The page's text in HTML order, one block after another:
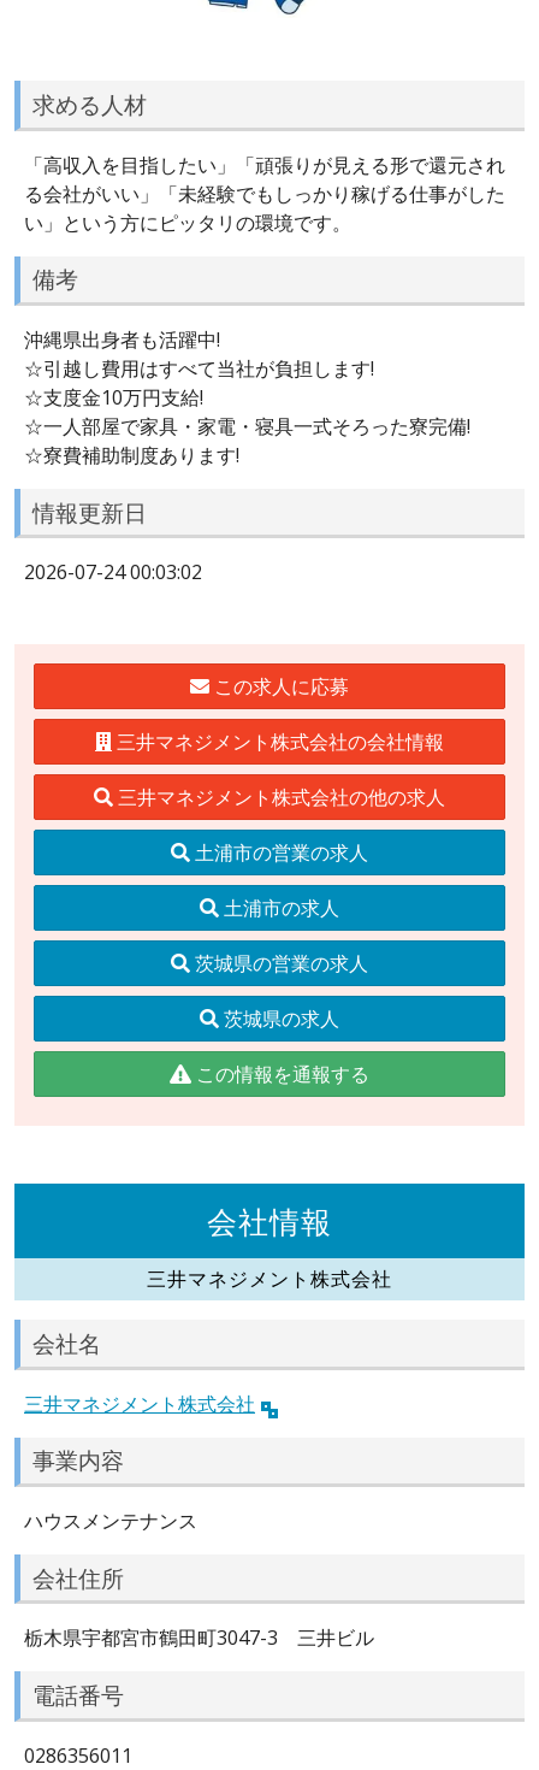
求める人材
「高収入を目指したい」「頑張りが見える形で還元され
る会社がいい」「未経験でもしっかり稼げる仕事がした
い」という方にピッタリの環境です。
備考
沖縄県出身者も活躍中!
☆引越し費用はすべて当社が負担します!
☆支度金10万円支給!
☆一人部屋で家具・家電・寝具一式そろった寮完備!
☆寮費補助制度あります!
情報更新日
2026-07-24 00:03:02
この求人に応募
三井マネジメント株式会社の会社情報
三井マネジメント株式会社の他の求人
土浦市の営業の求人
土浦市の求人
茨城県の営業の求人
茨城県の求人
この情報を通報する
会社情報
三井マネジメント株式会社
会社名
三井マネジメント株式会社
事業内容
ハウスメンテナンス
会社住所
栃木県宇都宮市鶴田町3047-3 三井ビル
電話番号
0286356011